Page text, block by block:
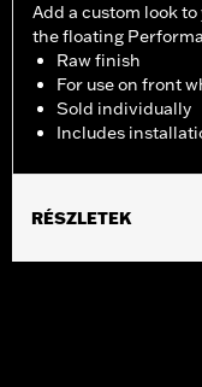
Add a custom look
the floating
Raw finish
For use on front
Sold individually
Includes
RÉSZLETEK